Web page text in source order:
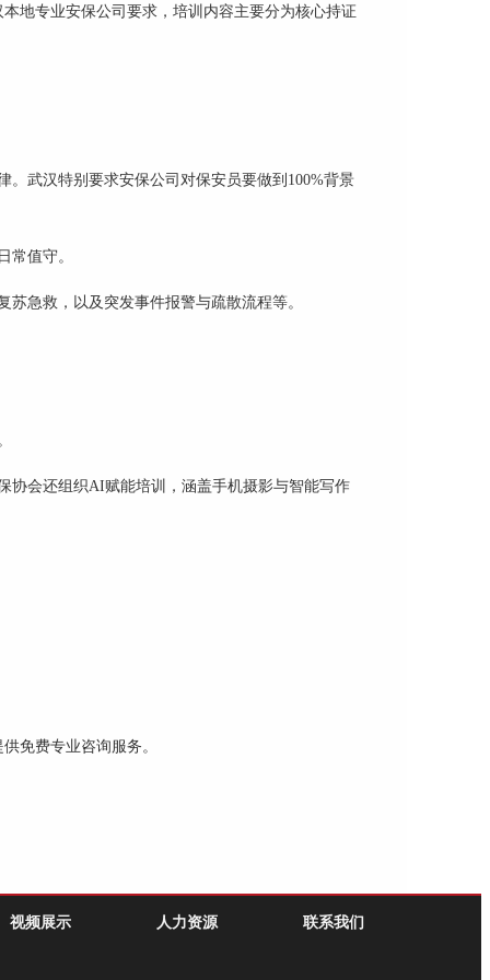
地专业安保公司要求，培训内容主要分为核心持证
武汉特别要求安保公司对保安员要做到100%背景
常值守。
急救，以及突发事件报警与疏散流程等。
协会还组织AI赋能培训，涵盖手机摄影与智能写作
免费专业咨询服务。
视频展示 人力资源 联系我们